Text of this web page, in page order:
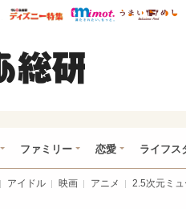
研
ハピママ* ウレぴあ総研 ディズ
mimot.
ファミリー 恋愛 ライフス
アイドル 映画 アニメ 2.5次元ミ